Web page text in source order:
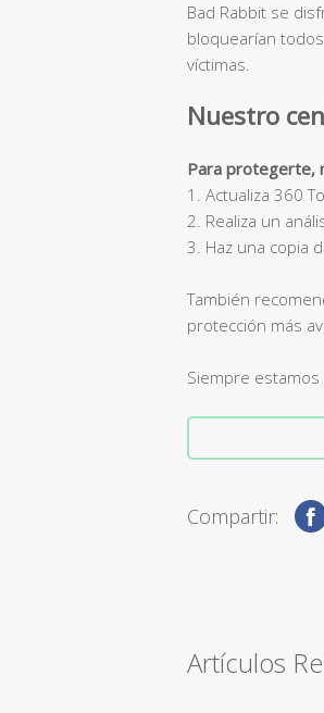
Bad Rabbit se
bloquearían
víctimas.
Nuestro
Para protegerte,
1. Actualiza 360
2. Realiza un
3. Haz una copia
También
protección más
Siempre
Compartir:
Artículos